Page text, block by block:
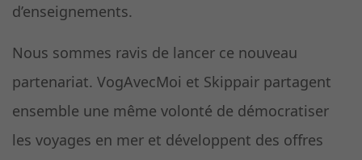
d’enseignements.
Nous sommes ravis de lancer ce nouveau
partenariat. VogAvecMoi et Skippair partagent
ensemble une même volonté de démocratiser
les voyages en mer et développent des offres